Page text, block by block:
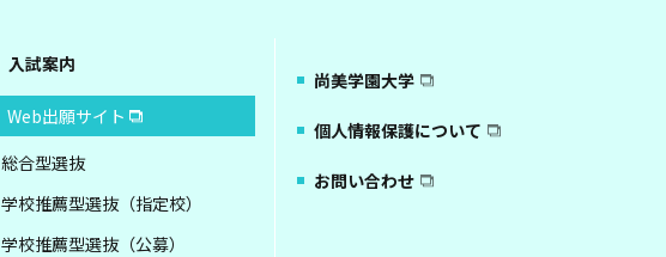
入試案内
Web出願サイト
総合型選抜
学校推薦型選抜（指定校）
学校推薦型選抜（公募）
尚美学園大学
個人情報保護について
お問い合わせ